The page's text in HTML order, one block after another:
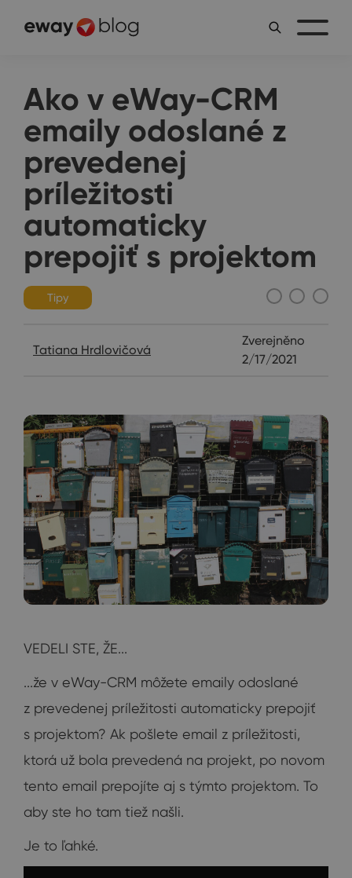
Ako v eWay-CRM
emaily odoslané z
prevedenej
príležitosti
automaticky
prepojiť s projektom
Tipy
Tatiana Hrdlovičová
Zverejněno
2/17/2021
VEDELI STE, ŽE...
...že v eWay-CRM môžete emaily odoslané
z prevedenej príležitosti automaticky prepojiť
s projektom? Ak pošlete email z príležitosti,
ktorá už bola prevedená na projekt, po novom
tento email prepojíte aj s týmto projektom. To
aby ste ho tam tiež našli.
Je to ľahké.